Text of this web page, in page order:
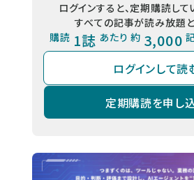
ログインすると、定期購読して
すべての記事が読み放題と
購読 1誌 あたり 約 3,000
ログインして読
定期購読を申し